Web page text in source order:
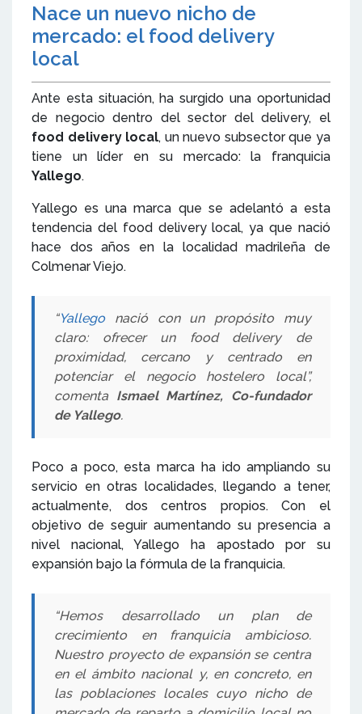
Nace un nuevo nicho de
mercado: el food delivery
local
Ante esta situación, ha surgido una oportunidad
de negocio dentro del sector del delivery, el
food delivery local, un nuevo subsector que ya
tiene un líder en su mercado: la franquicia
Yallego.
Yallego es una marca que se adelantó a esta
tendencia del food delivery local, ya que nació
hace dos años en la localidad madrileña de
Colmenar Viejo.
“Yallegonació con un propósito muy
claro: ofrecer un food delivery de
proximidad, cercano y centrado en
potenciar el negocio hostelero local”,
comenta Ismael Martínez, Co-fundador
de Yallego.
Poco a poco, esta marca ha ido ampliando su
servicio en otras localidades, llegando a tener,
actualmente, dos centros propios. Con el
objetivo de seguir aumentando su presencia a
nivel nacional, Yallego ha apostado por su
expansión bajo la fórmula de la franquicia.
“Hemos desarrollado un plan de
crecimiento en franquicia ambicioso.
Nuestro proyecto de expansión se centra
en el ámbito nacional y, en concreto, en
las poblaciones locales cuyo nicho de